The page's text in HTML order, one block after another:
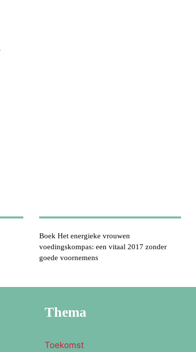
Boek Het energieke vrouwen
voedingskompas: een vitaal 2017 zonder
goede voornemens
Thema
Toekomst